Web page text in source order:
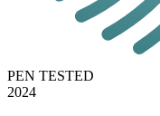
PEN TESTED
2024